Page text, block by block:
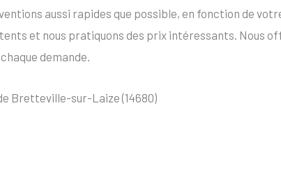
aussi rapides que possible, en fonction de
et nous pratiquons des prix intéressants. Nous
demande.
Bretteville-sur-Laize (14680)